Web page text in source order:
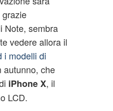
Note, sembra
vedere allora il
i modelli di
autunno, che
iPhone X, il
LCD.